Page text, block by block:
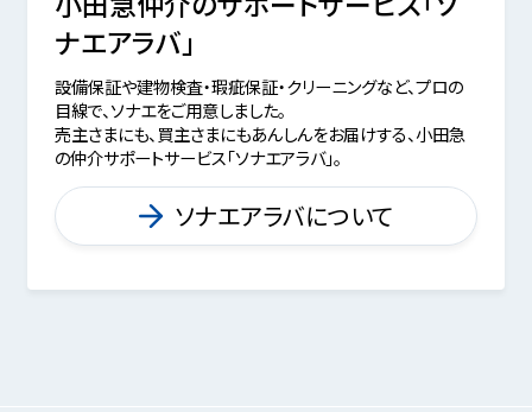
ナエアラバ」
設備保証や建物検査・瑕疵保証・クリーニングなど、プロの
目線で、ソナエをご用意しました。
売主さまにも、買主さまにもあんしんをお届けする、小田急
の仲介サポートサービス「ソナエアラバ」。
ソナエアラバについて